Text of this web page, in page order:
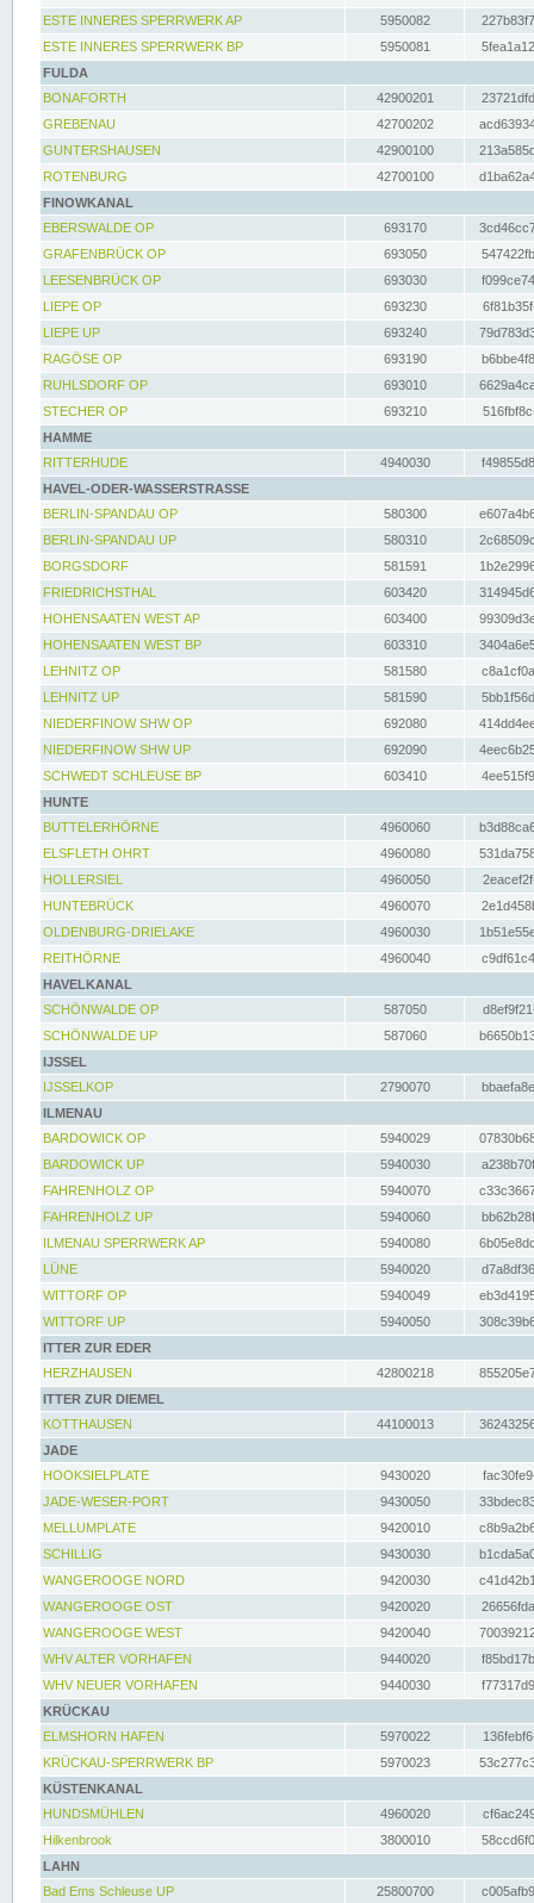
ESTE INNERES SPERRWERK AP
5950082
ESTE INNERES SPERRWERK BP
5950081
FULDA
BONAFORTH
42900201
GREBENAU
42700202
GUNTERSHAUSEN
42900100
ROTENBURG
42700100
FINOWKANAL
EBERSWALDE OP
693170
GRAFENBRÜCK OP
693050
LEESENBRÜCK OP
693030
LIEPE OP
693230
LIEPE UP
693240
RAGÖSE OP
693190
RUHLSDORF OP
693010
STECHER OP
693210
HAMME
RITTERHUDE
4940030
HAVEL-ODER-WASSERSTRASSE
BERLIN-SPANDAU OP
580300
BERLIN-SPANDAU UP
580310
BORGSDORF
581591
FRIEDRICHSTHAL
603420
HOHENSAATEN WEST AP
603400
HOHENSAATEN WEST BP
603310
LEHNITZ OP
581580
LEHNITZ UP
581590
NIEDERFINOW SHW OP
692080
NIEDERFINOW SHW UP
692090
SCHWEDT SCHLEUSE BP
603410
HUNTE
BUTTELERHÖRNE
4960060
ELSFLETH OHRT
4960080
HOLLERSIEL
4960050
HUNTEBRÜCK
4960070
OLDENBURG-DRIELAKE
4960030
REITHÖRNE
4960040
HAVELKANAL
SCHÖNWALDE OP
587050
SCHÖNWALDE UP
587060
IJSSEL
IJSSELKOP
2790070
ILMENAU
BARDOWICK OP
5940029
BARDOWICK UP
5940030
FAHRENHOLZ OP
5940070
FAHRENHOLZ UP
5940060
ILMENAU SPERRWERK AP
5940080
LÜNE
5940020
WITTORF OP
5940049
WITTORF UP
5940050
ITTER ZUR EDER
HERZHAUSEN
42800218
ITTER ZUR DIEMEL
KOTTHAUSEN
44100013
JADE
HOOKSIELPLATE
9430020
JADE-WESER-PORT
9430050
MELLUMPLATE
9420010
SCHILLIG
9430030
WANGEROOGE NORD
9420030
WANGEROOGE OST
9420020
WANGEROOGE WEST
9420040
WHV ALTER VORHAFEN
9440020
WHV NEUER VORHAFEN
9440030
KRÜCKAU
ELMSHORN HAFEN
5970022
KRÜCKAU-SPERRWERK BP
5970023
KÜSTENKANAL
HUNDSMÜHLEN
4960020
Hilkenbrook
3800010
LAHN
Bad Ems Schleuse UP
25800700